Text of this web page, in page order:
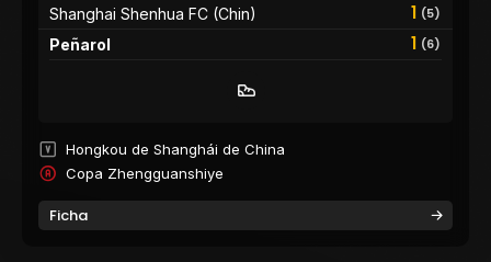
Shanghai Shenhua FC (Chin) 1 (5)
1 (6)
Peñarol
Hongkou de Shanghái de China
Copa Zhengguanshiye
Ficha